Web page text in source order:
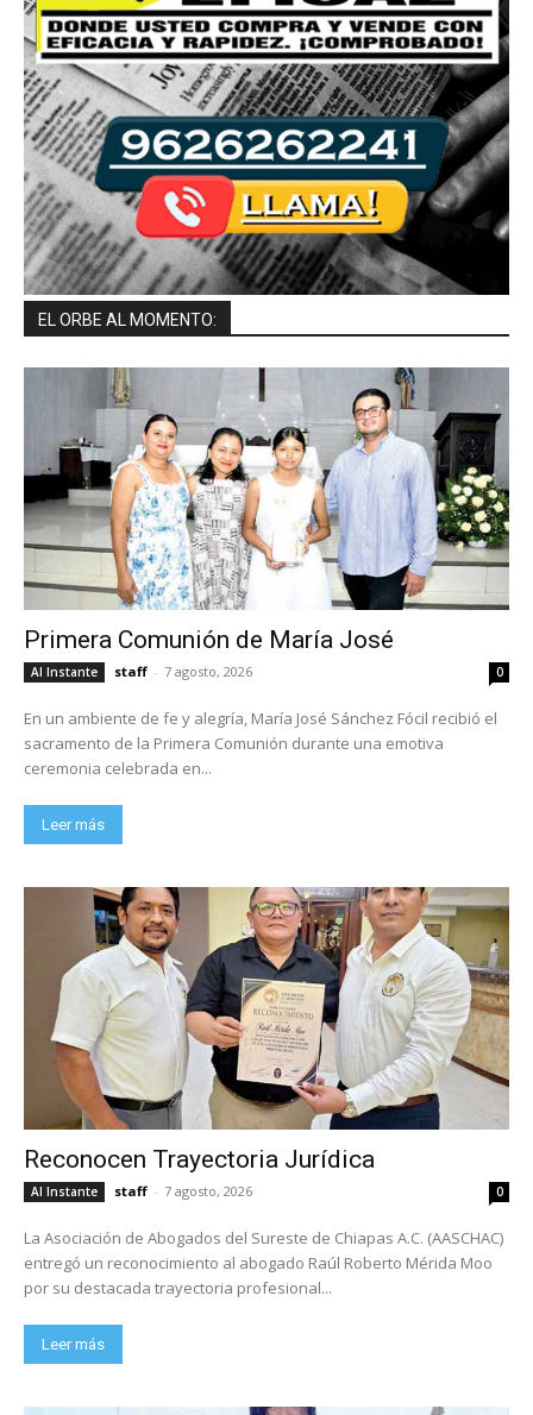
EL ORBE AL MOMENTO:
Primera Comunión de María José
Al Instante staff - 7 agosto, 2026 0
En un ambiente de fe y alegría, María José Sánchez Fócil recibió el
sacramento de la Primera Comunión durante una emotiva
ceremonia celebrada en...
Leer más
Reconocen Trayectoria Jurídica
Al Instante staff - 7 agosto, 2026 0
La Asociación de Abogados del Sureste de Chiapas A.C. (AASCHAC)
entregó un reconocimiento al abogado Raúl Roberto Mérida Moo
por su destacada trayectoria profesional...
Leer más